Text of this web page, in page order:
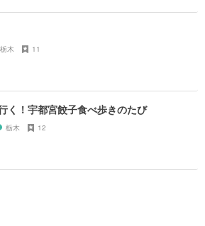
栃木 11
く！宇都宮餃子食べ歩きのたび
栃木 12